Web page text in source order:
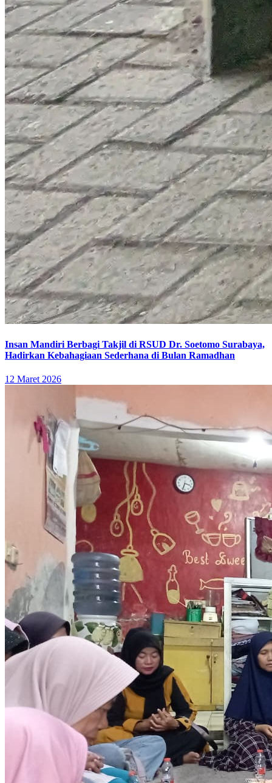
Insan Mandiri Berbagi Takjil di RSUD Dr. Soetomo Surabaya,
Hadirkan Kebahagiaan Sederhana di Bulan Ramadhan
12 Maret 2026